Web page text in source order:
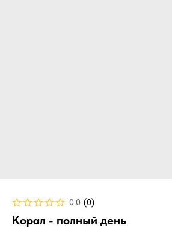
0.0 (0)
Корал - полный день